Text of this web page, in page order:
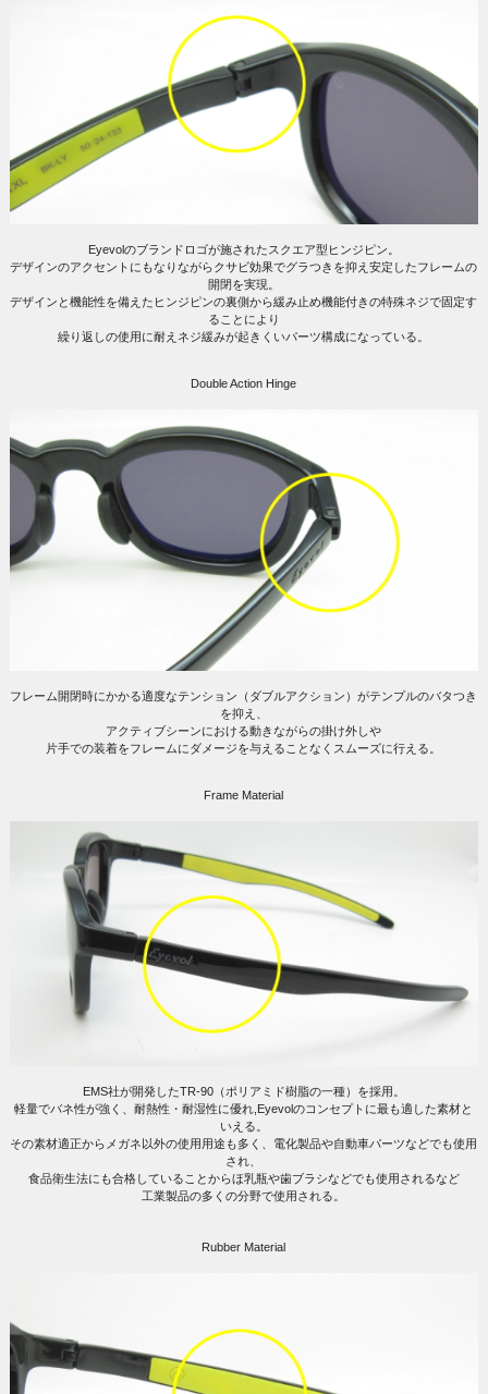
Eyevolのブランドロゴが施されたスクエア型ヒンジピン。
デザインのアクセントにもなりながらクサビ効果でグラつきを抑え安定したフレームの
開閉を実現。
デザインと機能性を備えたヒンジピンの裏側から緩み止め機能付きの特殊ネジで固定す
ることにより
繰り返しの使用に耐えネジ緩みが起きくいパーツ構成になっている。
Double Action Hinge
フレーム開閉時にかかる適度なテンション（ダブルアクション）がテンプルのバタつき
を抑え、
アクティブシーンにおける動きながらの掛け外しや
片手での装着をフレームにダメージを与えることなくスムーズに行える。
Frame Material
EMS社が開発したTR-90（ポリアミド樹脂の一種）を採用。
軽量でバネ性が強く、耐熱性・耐湿性に優れ,Eyevolのコンセプトに最も適した素材と
いえる。
その素材適正からメガネ以外の使用用途も多く、電化製品や自動車パーツなどでも使用
され、
食品衛生法にも合格していることからほ乳瓶や歯ブラシなどでも使用されるなど
工業製品の多くの分野で使用される。
Rubber Material